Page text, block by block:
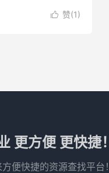
确定所需的应急电源
 赞(1)
更方便 更快捷！
便快捷的资源查找平台！